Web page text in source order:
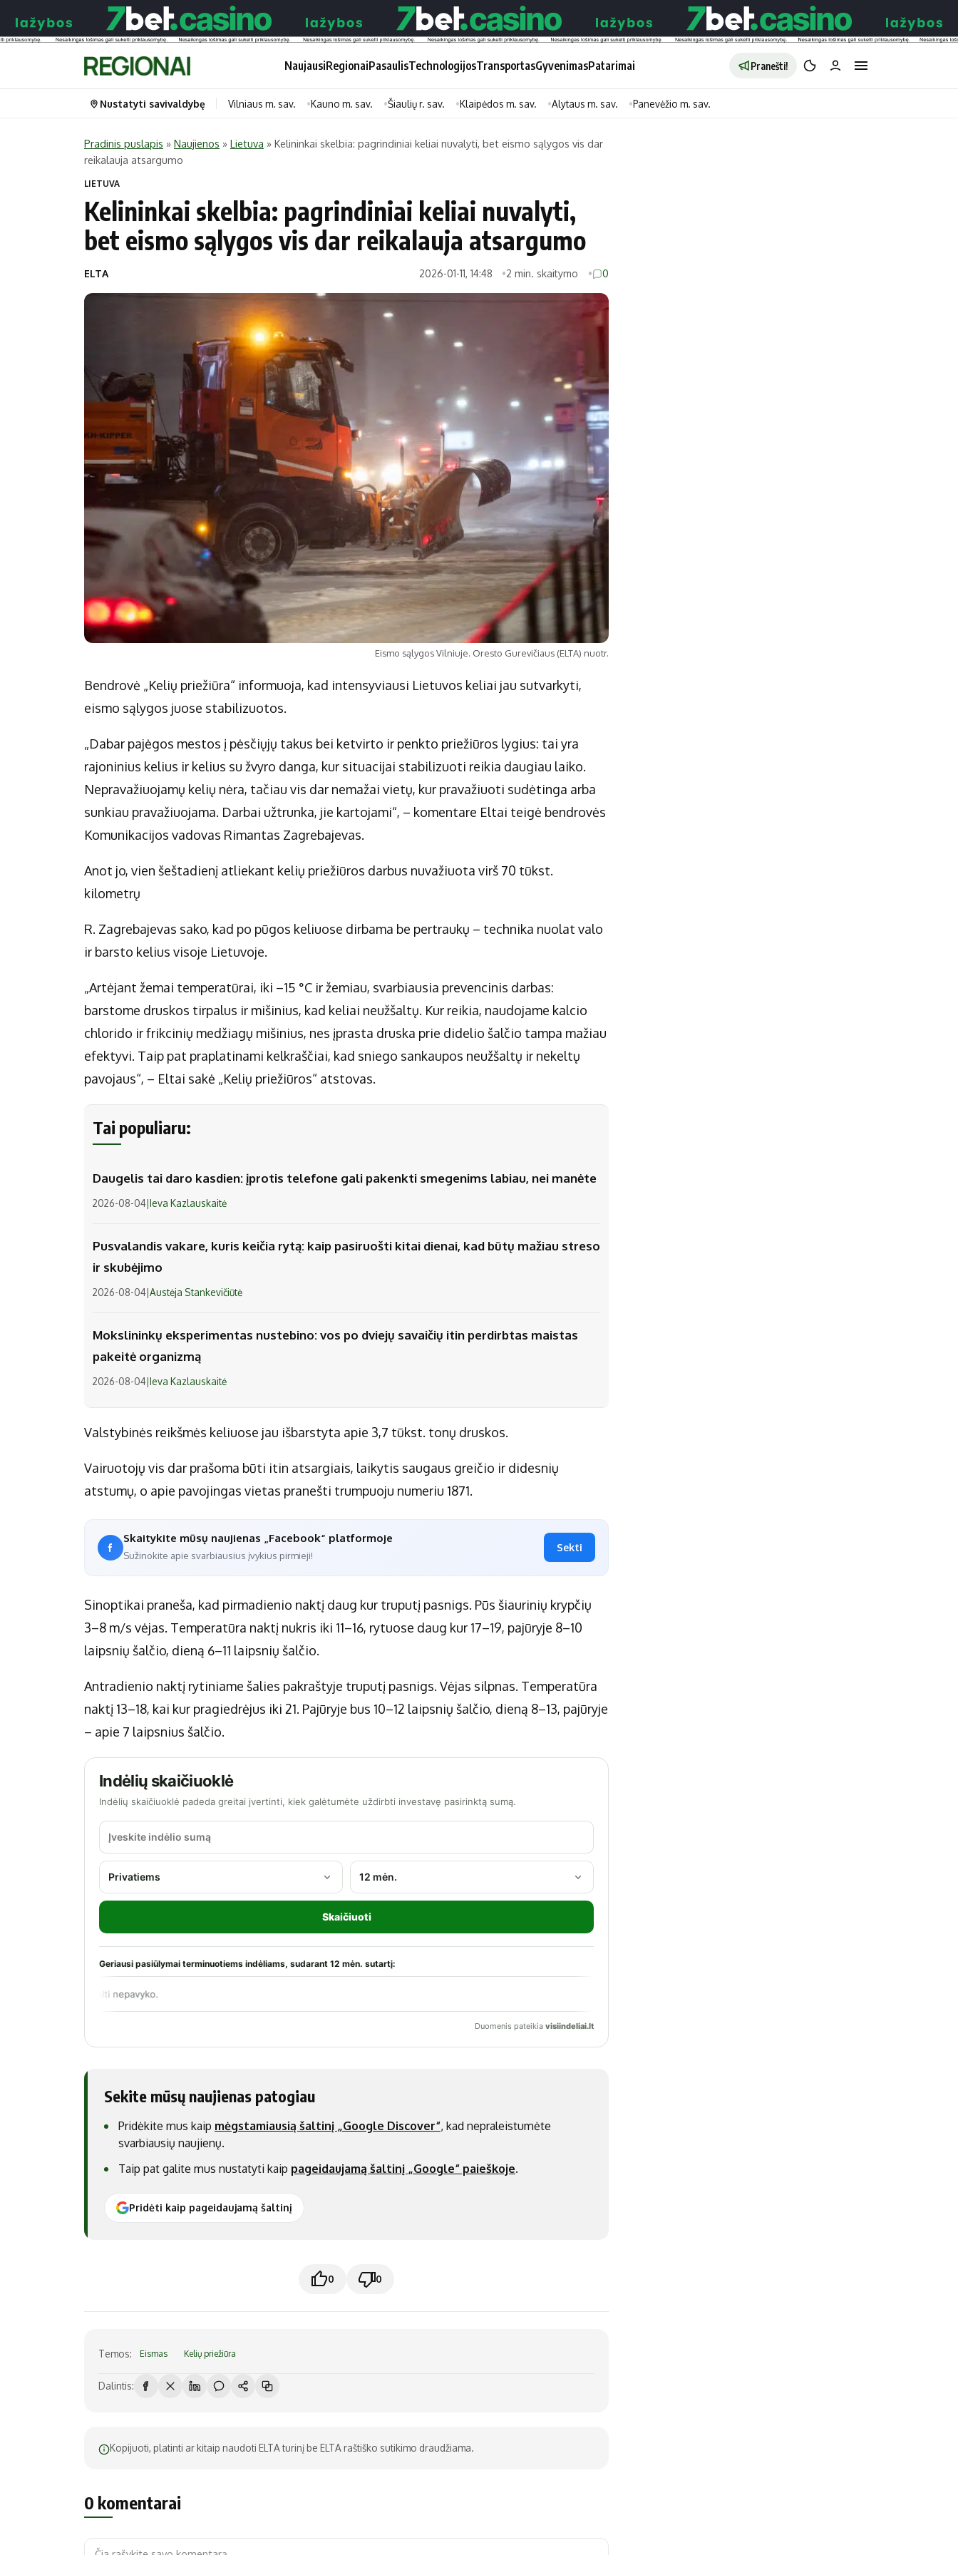
NaujausiRegionaiPasaulisTechnologijosTransportasGyvenimasPatarimai Pranešti!
Portalas
Savivaldybės
Naujausi
Dirbtinis intelektas
Gineso rekordai
Gyvenimas
Horoskopai
Sveikata
Technologijos
Indėlių palūkanos
Dienos naujienos
Ekonomikos naujienos
Kauno miesto
Klaipėdos miesto
Marijampolės
Utenos rajono
Jonavos rajono
Palangos miesto
Nustatyti savivaldybę Vilniaus m. sav. Kauno m. sav. Šiaulių r. sav. Klaipėdos m. sav. Alytaus m. sav. Panevėžio m. sav.
Pradinis puslapis » Naujienos » Lietuva » Kelininkai skelbia: pagrindiniai keliai nuvalyti, bet eismo sąlygos vis dar
reikalauja atsargumo
LIETUVA
Kelininkai skelbia: pagrindiniai keliai nuvalyti,
bet eismo sąlygos vis dar reikalauja atsargumo
ELTA 2026-01-11, 14:48 2 min. skaitymo 0
Eismo sąlygos Vilniuje. Oresto Gurevičiaus (ELTA) nuotr.
Bendrovė „Kelių priežiūra“ informuoja, kad intensyviausi Lietuvos keliai jau sutvarkyti,
eismo sąlygos juose stabilizuotos.
„Dabar pajėgos mestos į pėsčiųjų takus bei ketvirto ir penkto priežiūros lygius: tai yra
rajoninius kelius ir kelius su žvyro danga, kur situacijai stabilizuoti reikia daugiau laiko.
Nepravažiuojamų kelių nėra, tačiau vis dar nemažai vietų, kur pravažiuoti sudėtinga arba
sunkiau pravažiuojama. Darbai užtrunka, jie kartojami“, – komentare Eltai teigė bendrovės
Komunikacijos vadovas Rimantas Zagrebajevas.
Anot jo, vien šeštadienį atliekant kelių priežiūros darbus nuvažiuota virš 70 tūkst.
kilometrų
R. Zagrebajevas sako, kad po pūgos keliuose dirbama be pertraukų – technika nuolat valo
ir barsto kelius visoje Lietuvoje.
„Artėjant žemai temperatūrai, iki –15 °C ir žemiau, svarbiausia prevencinis darbas:
barstome druskos tirpalus ir mišinius, kad keliai neužšaltų. Kur reikia, naudojame kalcio
chlorido ir frikcinių medžiagų mišinius, nes įprasta druska prie didelio šalčio tampa mažiau
efektyvi. Taip pat praplatinami kelkraščiai, kad sniego sankaupos neužšaltų ir nekeltų
pavojaus“, – Eltai sakė „Kelių priežiūros“ atstovas.
Tai populiaru:
Daugelis tai daro kasdien: įprotis telefone gali pakenkti smegenims labiau, nei manėte
2026-08-04|Ieva Kazlauskaitė
Pusvalandis vakare, kuris keičia rytą: kaip pasiruošti kitai dienai, kad būtų mažiau streso
ir skubėjimo
2026-08-04|Austėja Stankevičiūtė
Mokslininkų eksperimentas nustebino: vos po dviejų savaičių itin perdirbtas maistas
pakeitė organizmą
2026-08-04|Ieva Kazlauskaitė
Valstybinės reikšmės keliuose jau išbarstyta apie 3,7 tūkst. tonų druskos.
Vairuotojų vis dar prašoma būti itin atsargiais, laikytis saugaus greičio ir didesnių
atstumų, o apie pavojingas vietas pranešti trumpuoju numeriu 1871.
Skaitykite mūsų naujienas „Facebook“ platformoje
Sužinokite apie svarbiausius įvykius pirmieji!
Sekti
Sinoptikai praneša, kad pirmadienio naktį daug kur truputį pasnigs. Pūs šiaurinių krypčių
3–8 m/s vėjas. Temperatūra naktį nukris iki 11–16, rytuose daug kur 17–19, pajūryje 8–10
laipsnių šalčio, dieną 6–11 laipsnių šalčio.
Antradienio naktį rytiniame šalies pakraštyje truputį pasnigs. Vėjas silpnas. Temperatūra
naktį 13–18, kai kur pragiedrėjus iki 21. Pajūryje bus 10–12 laipsnių šalčio, dieną 8–13, pajūryje
– apie 7 laipsnius šalčio.
Sekite mūsų naujienas patogiau
Pridėkite mus kaip mėgstamiausią šaltinį „Google Discover“, kad nepraleistumėte
svarbiausių naujienų.
Taip pat galite mus nustatyti kaip pageidaujamą šaltinį „Google“ paieškoje.
Pridėti kaip pageidaujamą šaltinį
0 0
Temos: Eismas Kelių priežiūra
Dalintis:
Kopijuoti, platinti ar kitaip naudoti ELTA turinį be ELTA raštiško sutikimo draudžiama.
0 komentarai